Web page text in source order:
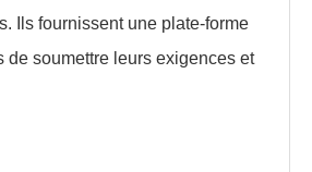
Ils fournissent une plate-forme
de soumettre leurs exigences et